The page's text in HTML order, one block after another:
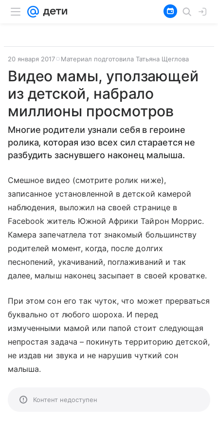
20 января 2017 Материал подготовила Татьяна Щеглова
Видео мамы, уползающей
из детской, набрало
миллионы просмотров
Многие родители узнали себя в героине
ролика, которая изо всех сил старается не
разбудить заснувшего наконец малыша.
Смешное видео (смотрите ролик ниже),
записанное установленной в детской камерой
наблюдения, выложил на своей странице в
Facebook житель Южной Африки Тайрон Моррис.
Камера запечатлела тот знакомый большинству
родителей момент, когда, после долгих
песнопений, укачиваний, поглаживаний и так
далее, малыш наконец засыпает в своей кроватке.
При этом сон его так чуток, что может прерваться
буквально от любого шороха. И перед
измученными мамой или папой стоит следующая
непростая задача – покинуть территорию детской,
не издав ни звука и не нарушив чуткий сон
малыша.
Контент недоступен